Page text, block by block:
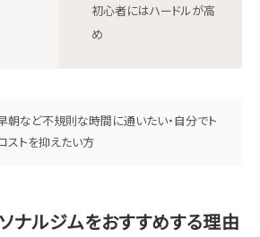
初心者にはハードルが高
め
朝など不規則な時間に通いたい・自分でト
ストを抑えたい方
ナルジムをおすすめする理由